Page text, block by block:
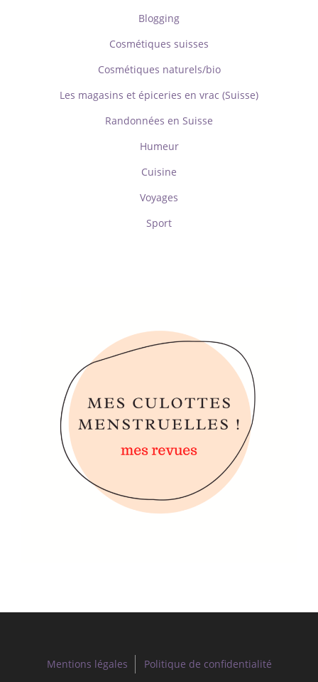
Blogging
Cosmétiques suisses
Cosmétiques naturels/bio
Les magasins et épiceries en vrac (Suisse)
Randonnées en Suisse
Humeur
Cuisine
Voyages
Sport
Mentions légales Politique de confidentialité